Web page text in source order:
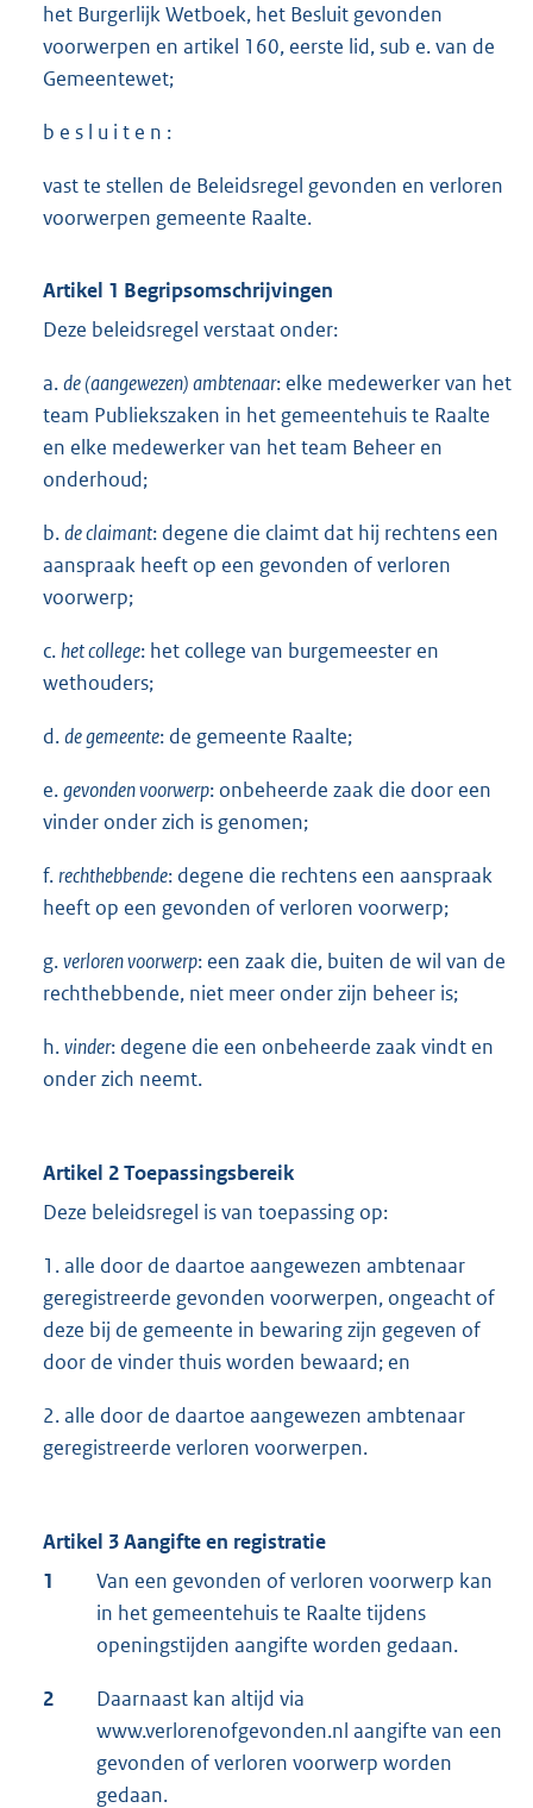
het Burgerlijk Wetboek, het Besluit gevonden
voorwerpen en artikel 160, eerste lid, sub e. van de
Gemeentewet;
b e s l u i t e n :
vast te stellen de Beleidsregel gevonden en verloren
voorwerpen gemeente Raalte.
Artikel 1 Begripsomschrijvingen
Deze beleidsregel verstaat onder:
a.de (aangewezen) ambtenaar: elke medewerker van het
team Publiekszaken in het gemeentehuis te Raalte
en elke medewerker van het team Beheer en
onderhoud;
b.de claimant: degene die claimt dat hij rechtens een
aanspraak heeft op een gevonden of verloren
voorwerp;
c. het college: het college van burgemeester en
wethouders;
d.de gemeente: de gemeente Raalte;
e.gevonden voorwerp: onbeheerde zaak die door een
vinder onder zich is genomen;
f. rechthebbende: degene die rechtens een aanspraak
heeft op een gevonden of verloren voorwerp;
g.verloren voorwerp: een zaak die, buiten de wil van de
rechthebbende, niet meer onder zijn beheer is;
h.vinder: degene die een onbeheerde zaak vindt en
onder zich neemt.
Artikel 2 Toepassingsbereik
Deze beleidsregel is van toepassing op:
1. alle door de daartoe aangewezen ambtenaar
geregistreerde gevonden voorwerpen, ongeacht of
deze bij de gemeente in bewaring zijn gegeven of
door de vinder thuis worden bewaard; en
2. alle door de daartoe aangewezen ambtenaar
geregistreerde verloren voorwerpen.
Artikel 3 Aangifte en registratie
1
Van een gevonden of verloren voorwerp kan
in het gemeentehuis te Raalte tijdens
openingstijden aangifte worden gedaan.
2
Daarnaast kan altijd via
www.verlorenofgevonden.nl aangifte van een
gevonden of verloren voorwerp worden
gedaan.